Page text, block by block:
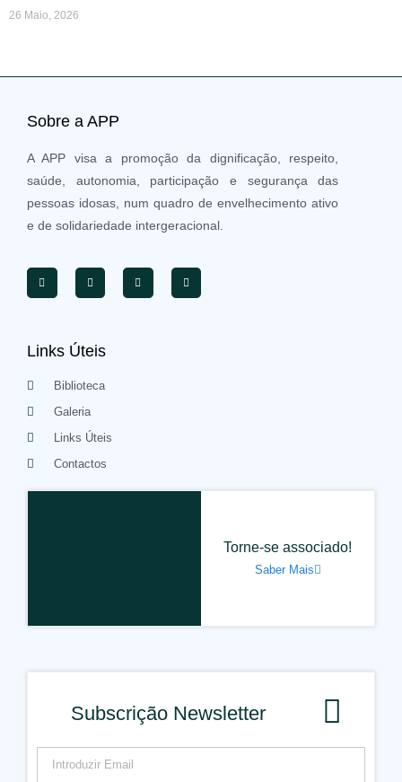
26 Maio, 2026
Sobre a APP
A APP visa a promoção da dignificação, respeito,
saúde, autonomia, participação e segurança das
pessoas idosas, num quadro de envelhecimento ativo
e de solidariedade intergeracional.
Links Úteis
Biblioteca
Galeria
Links Úteis
Contactos
Torne-se associado!
Saber Mais
Subscrição Newsletter